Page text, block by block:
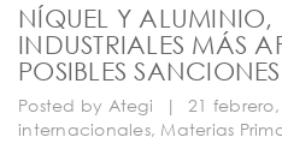
NÍQUEL Y ALUMINIO,
INDUSTRIALES MÁS
POSIBLES
Posted by Ategi | 21 febrero,
internacionales, Materias